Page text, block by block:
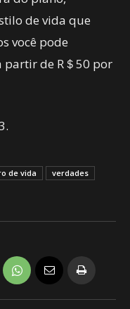
de vida que
você pode
partir de R＄50 por
de vida
verdades